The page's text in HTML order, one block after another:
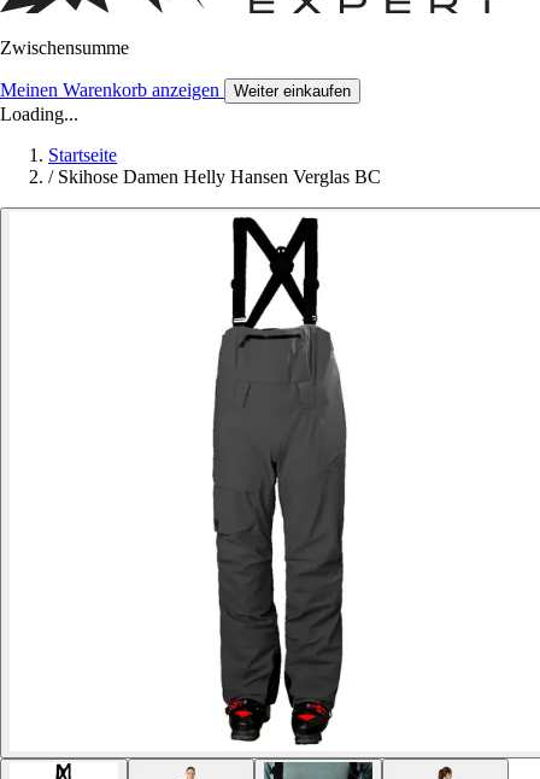
Zwischensumme
Meinen Warenkorb anzeigen Weiter einkaufen
Loading...
Startseite
/ Skihose Damen Helly Hansen Verglas BC